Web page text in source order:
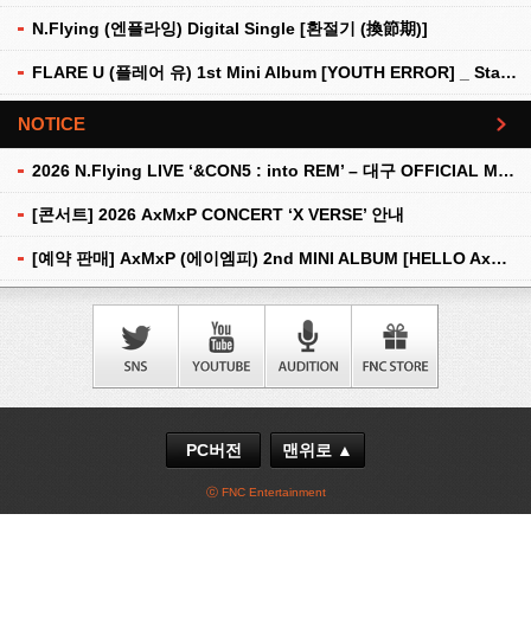
N.Flying (엔플라잉) Digital Single [환절기 (換節期)]
FLARE U (플레어 유) 1st Mini Album [YOUTH ERROR] _ Stationery Kit Ver.
NOTICE
2026 N.Flying LIVE ‘&CON5 : into REM’ – 대구 OFFICIAL MD 현장 판매 안내
[콘서트] 2026 AxMxP CONCERT ‘X VERSE’ 안내
[예약 판매] AxMxP (에이엠피) 2nd MINI ALBUM [HELLO AxMxP] 예약 판매 안내
더보기
PC버전 맨위로 ▲
ⓒ FNC Entertainment